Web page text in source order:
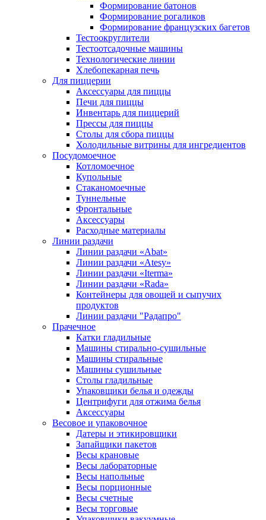
Формирование батонов
Формирование рогаликов
Формирование французских багетов
Тестоокруглители
Тестоотсадочные машины
Технологические линии
Хлебопекарная печь
Для пиццерии
Аксессуары для пиццы
Печи для пиццы
Инвентарь для пиццерий
Прессы для пиццы
Столы для сбора пиццы
Холодильные витрины для ингредиентов
Посудомоечное
Котломоечное
Купольные
Стаканомоечные
Туннельные
Фронтальные
Аксессуары
Расходные материалы
Линии раздачи
Линии раздачи «Abat»
Линии раздачи «Atesy»
Линии раздачи «Iterma»
Линии раздачи «Rada»
Контейнеры для овощей и сыпучих
продуктов
Линии раздачи "Радапро"
Прачечное
Катки гладильные
Машины стирально-сушильные
Машины стиральные
Машины сушильные
Столы гладильные
Упаковщики белья и одежды
Центрифуги для отжима белья
Аксессуары
Весовое и упаковочное
Датеры и этикировщики
Запайщики пакетов
Весы крановые
Весы лабораторные
Весы напольные
Весы порционные
Весы счетные
Весы торговые